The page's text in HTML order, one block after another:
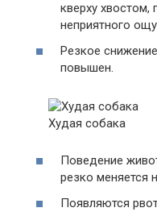
кверху хвостом,
неприятного
Резкое
повышен.
Худая собака
Поведение
резко меняется
Появляются